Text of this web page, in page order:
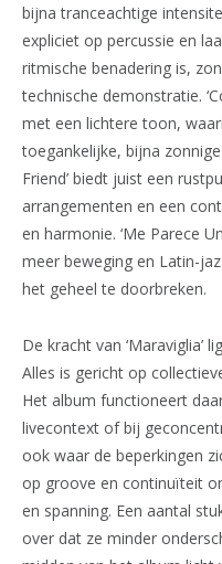
bijna tranceachtige
expliciet op percussie en
ritmische benadering is,
technische demonstratie.
met een lichtere toon,
toegankelijke, bijna
Friend’ biedt juist een
arrangementen en een
en harmonie. ‘Me Parece
meer beweging en Latin-
het geheel te doorbreken.
De kracht van ‘Maraviglia’
Alles is gericht op
Het album functioneert
livecontext of bij
ook waar de beperkingen
op groove en continuïteit
en spanning. Een aantal
over dat ze minder